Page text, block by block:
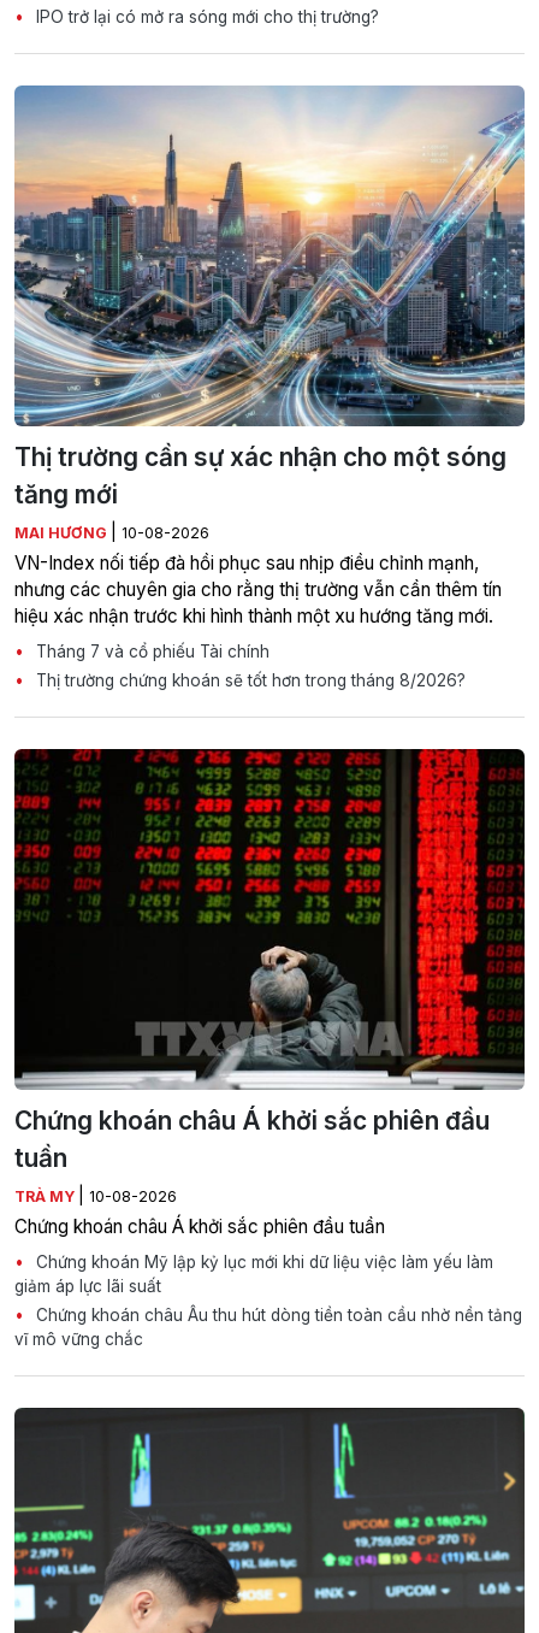
IPO trở lại có mở ra sóng mới cho thị trường?
Thị trường cần sự xác nhận cho một sóng
tăng mới
MAI HƯƠNG 10-08-2026
VN-Index nối tiếp đà hồi phục sau nhịp điều chỉnh mạnh,
nhưng các chuyên gia cho rằng thị trường vẫn cần thêm tín
hiệu xác nhận trước khi hình thành một xu hướng tăng mới.
Tháng 7 và cổ phiếu Tài chính
Thị trường chứng khoán sẽ tốt hơn trong tháng 8/2026?
Chứng khoán châu Á khởi sắc phiên đầu
tuần
TRÀ MY 10-08-2026
Chứng khoán châu Á khởi sắc phiên đầu tuần
Chứng khoán Mỹ lập kỷ lục mới khi dữ liệu việc làm yếu làm
giảm áp lực lãi suất
Chứng khoán châu Âu thu hút dòng tiền toàn cầu nhờ nền tảng
vĩ mô vững chắc